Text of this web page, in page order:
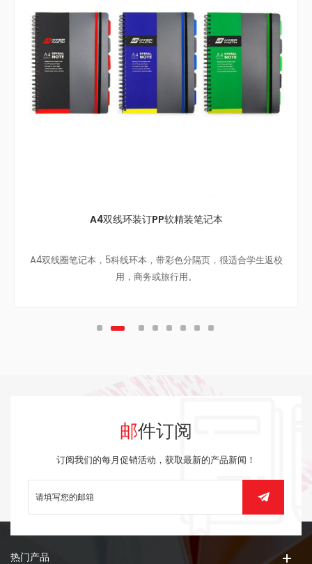
A5线环烫金笔记本
多彩A5单线环烫金笔记本，带橡皮筋
邮件订阅
订阅我们的每月促销活动，获取最新的产品新闻！
热门产品